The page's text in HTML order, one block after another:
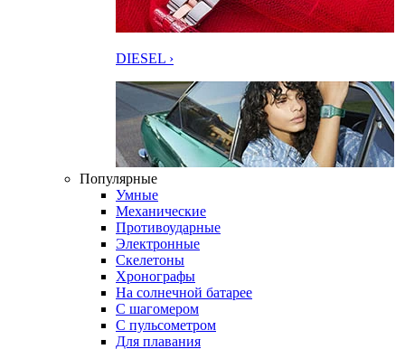
DIESEL ›
Популярные
Умные
Механические
Противоударные
Электронные
Скелетоны
Хронографы
На солнечной батарее
С шагомером
С пульсометром
Для плавания